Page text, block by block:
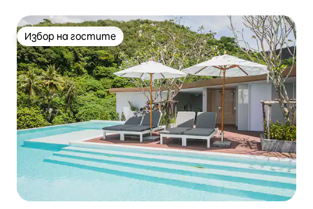
Избор на гостите
Избор на гостите